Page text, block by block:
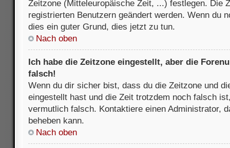
Zeitzone (Mitteleuropäische Zeit, ...) festlegen. Die
registrierten Benutzern geändert werden. Wenn du
dies ein guter Grund, dies jetzt zu tun.
Nach oben
Ich habe die Zeitzone eingestellt, aber die
falsch!
Wenn du dir sicher bist, dass du die Zeitzone und
eingestellt hast und die Zeit trotzdem noch falsch
vermutlich falsch. Kontaktiere einen Administrator,
beheben kann.
Nach oben